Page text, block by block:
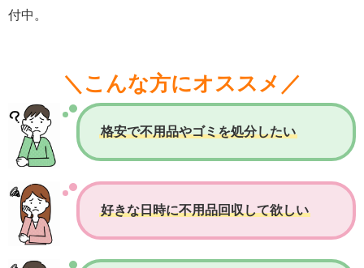
付中。
＼こんな方にオススメ／
格安で不用品やゴミを処分したい
好きな日時に不用品回収して欲しい